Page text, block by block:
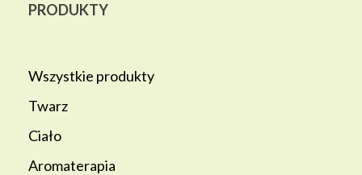
PRODUKTY
Wszystkie produkty
Twarz
Ciało
Aromaterapia